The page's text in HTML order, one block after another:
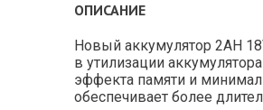
ОПИСАНИЕ
Новый аккумулятор 2AH
в утилизации
эффекта памяти и
обеспечивает более